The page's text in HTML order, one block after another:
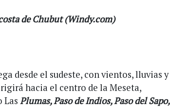
de Chubut (Windy.com)
desde el sudeste, con vientos, lluvias y
hacia el centro de la Meseta,
Las Plumas, Paso de Indios, Paso del Sapo,